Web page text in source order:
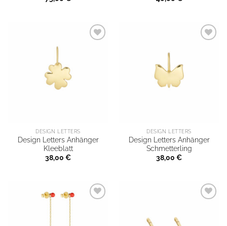
DESIGN LETTERS
Design Letters Anhänger
Kleeblatt
38,00 €
DESIGN LETTERS
Design Letters Anhänger
Schmetterling
38,00 €